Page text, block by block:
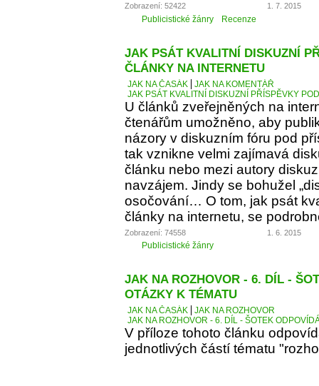
Zobrazení: 52422 1. 7. 2015
Publicistické žánry Recenze
JAK PSÁT KVALITNÍ DISKUZNÍ
ČLÁNKY NA INTERNETU
JAK NA ČASÁK
JAK NA KOMENTÁŘ
JAK PSÁT KVALITNÍ DISKUZNÍ PŘÍSPĚVKY
U článků zveřejněných na
čtenářům umožněno, aby
názory v diskuzním fóru pod
tak vznikne velmi zajímavá
článku nebo mezi autory
navzájem. Jindy se bohužel
osočování… O tom, jak psát
články na internetu, se
Zobrazení: 74558 1. 6. 2015
Publicistické žánry
JAK NA ROZHOVOR - 6. DÍL -
OTÁZKY K TÉMATU
JAK NA ČASÁK
JAK NA ROZHOVOR
JAK NA ROZHOVOR - 6. DÍL - ŠOTEK
V příloze tohoto článku
jednotlivých částí tématu